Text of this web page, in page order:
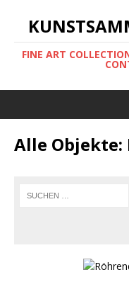
FINE ART
Alle Objekte: